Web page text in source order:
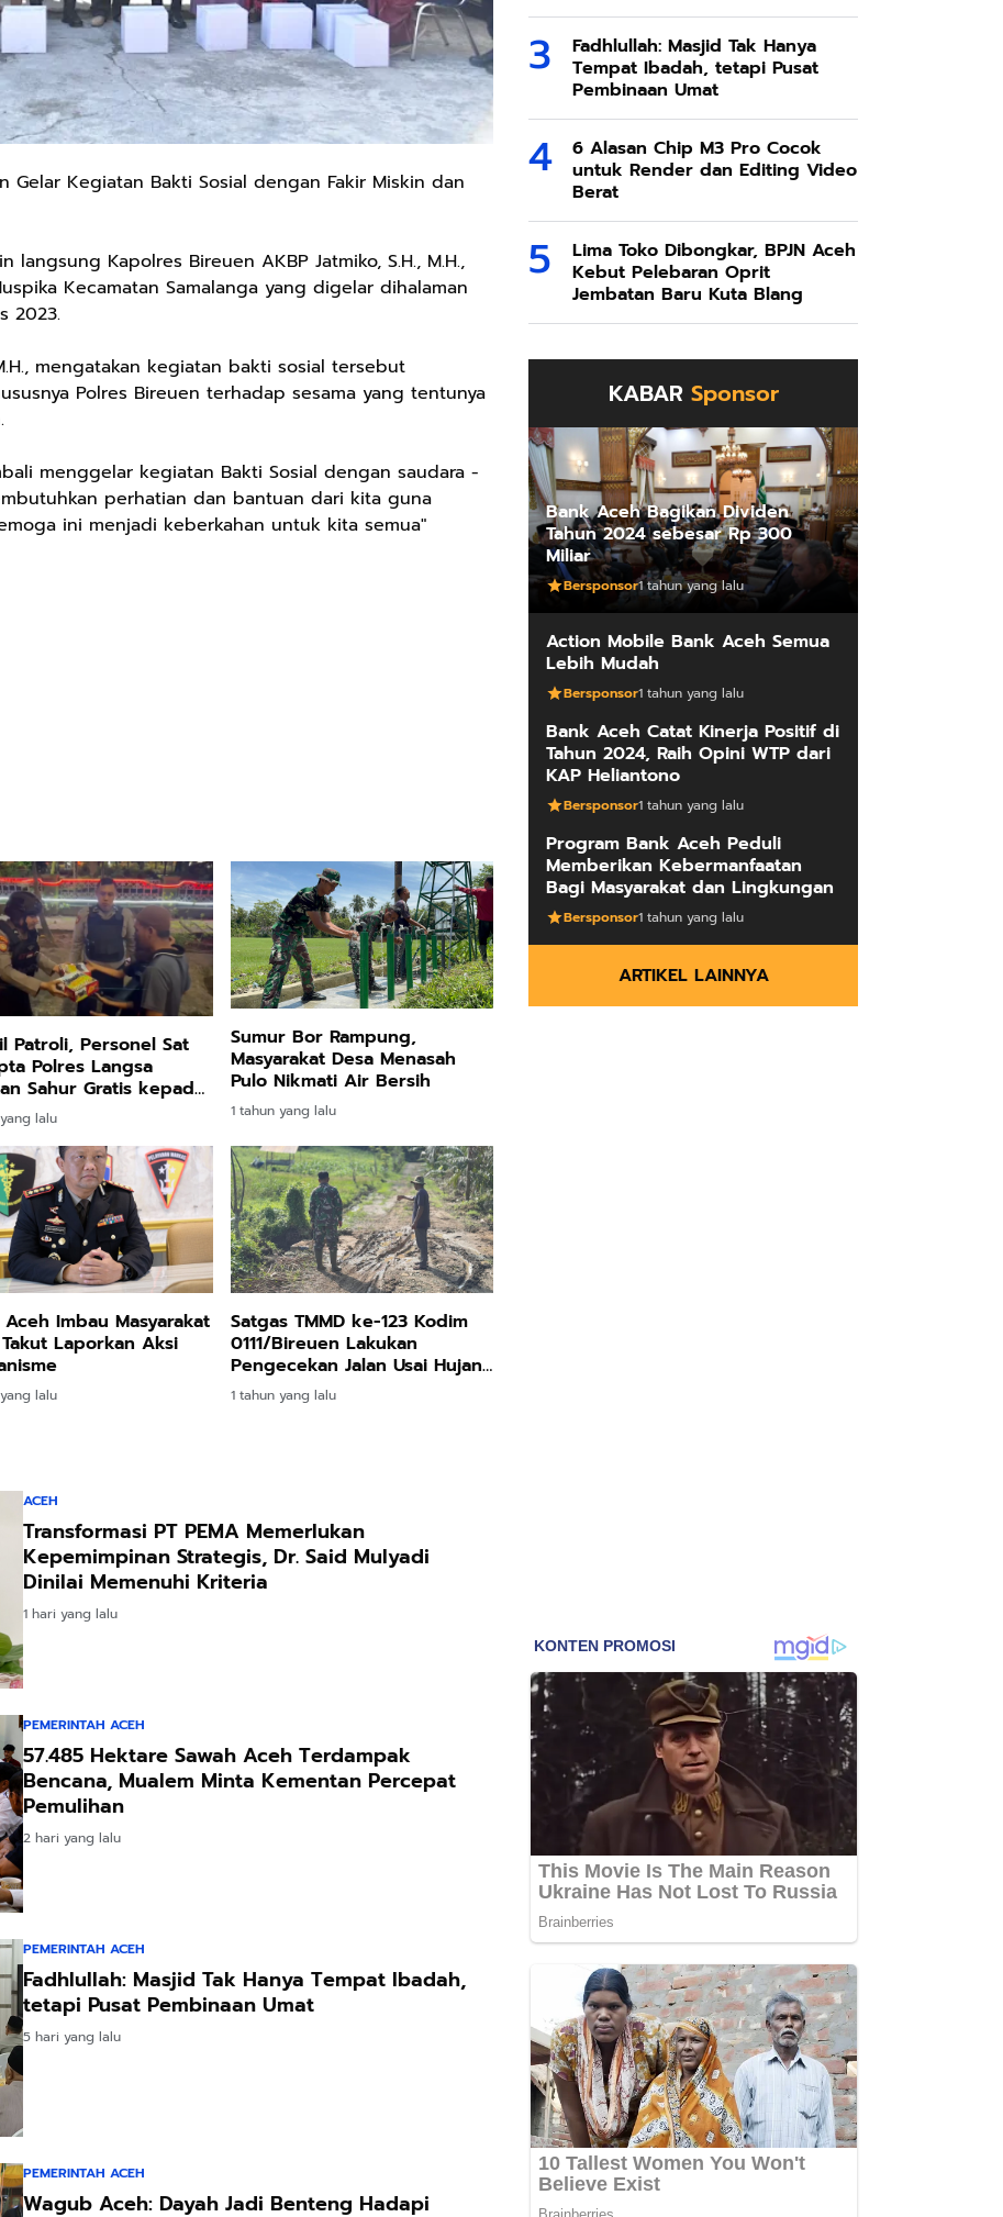
Gelar Kegiatan Bakti Sosial dengan Fakir Miskin dan
Kapolres Bireuen AKBP Jatmiko, S.H., M.H.,
Kecamatan Samalanga yang digelar dihalaman
2023.
mengatakan kegiatan bakti sosial tersebut
Polres Bireuen terhadap sesama yang tentunya
menggelar kegiatan Bakti Sosial dengan saudara -
perhatian dan bantuan dari kita guna
ini menjadi keberkahan untuk kita semua"
Patroli, Personel Sat
Polres Langsa
Sahur Gratis kepada
lalu
Sumur Bor Rampung,
Masyarakat Desa Menasah
Pulo Nikmati Air Bersih
1 tahun yang lalu
Imbau Masyarakat
Laporkan Aksi
lalu
Satgas TMMD ke-123 Kodim
0111/Bireuen Lakukan
Pengecekan Jalan Usai Hujan
Deras
1 tahun yang lalu
ACEH
Transformasi PT PEMA Memerlukan
Kepemimpinan Strategis, Dr. Said Mulyadi
Dinilai Memenuhi Kriteria
1 hari yang lalu
PEMERINTAH ACEH
57.485 Hektare Sawah Aceh Terdampak
Bencana, Mualem Minta Kementan Percepat
Pemulihan
2 hari yang lalu
PEMERINTAH ACEH
Fadhlullah: Masjid Tak Hanya Tempat Ibadah,
tetapi Pusat Pembinaan Umat
5 hari yang lalu
PEMERINTAH ACEH
Wagub Aceh: Dayah Jadi Benteng Hadapi
Memenuhi Kriteria
Fadhlullah: Masjid Tak Hanya
Tempat Ibadah, tetapi Pusat
Pembinaan Umat
6 Alasan Chip M3 Pro Cocok
untuk Render dan Editing Video
Berat
Lima Toko Dibongkar, BPJN Aceh
Kebut Pelebaran Oprit
Jembatan Baru Kuta Blang
KABAR Sponsor
Bank Aceh Bagikan Dividen
Tahun 2024 sebesar Rp 300
Miliar
Bersponsor1 tahun yang lalu
Action Mobile Bank Aceh Semua
Lebih Mudah
Bersponsor1 tahun yang lalu
Bank Aceh Catat Kinerja Positif di
Tahun 2024, Raih Opini WTP dari
KAP Heliantono
Bersponsor1 tahun yang lalu
Program Bank Aceh Peduli
Memberikan Kebermanfaatan
Bagi Masyarakat dan Lingkungan
Bersponsor1 tahun yang lalu
ARTIKEL LAINNYA